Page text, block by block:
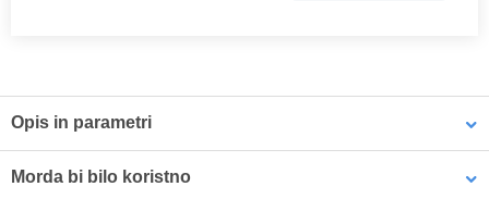
Opis in parametri
Morda bi bilo koristno